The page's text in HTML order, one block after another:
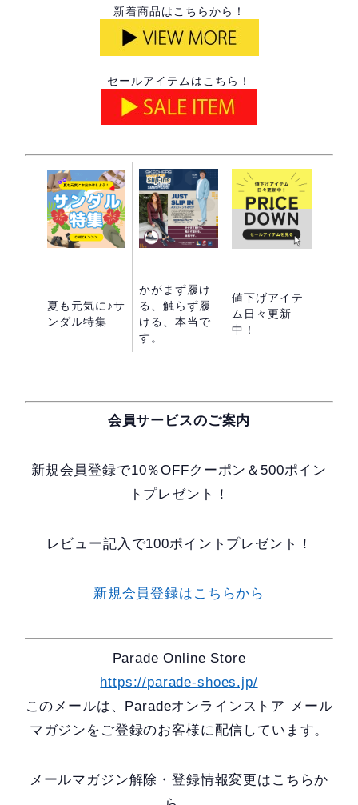
夏も元気に♪サ
ンダル特集
かがまず履け
る、触らず履
ける、本当で
す。
値下げアイテ
ム日々更新
中！
会員サービスのご案内
新規会員登録で10％OFFクーポン＆500ポイン
トプレゼント！
レビュー記入で100ポイントプレゼント！
新規会員登録はこちらから
Parade Online Store
https://parade-shoes.jp/
このメールは、Paradeオンラインストア メール
マガジンをご登録のお客様に配信しています。
メールマガジン解除・登録情報変更はこちらか